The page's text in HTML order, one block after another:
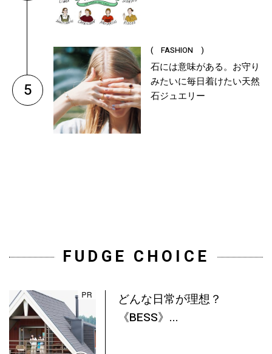
5
( FASHION )
石には意味がある。お守り
みたいに毎日着けたい天然
石ジュエリー
FUDGE CHOICE
どんな日常が理想？
《BESS》...